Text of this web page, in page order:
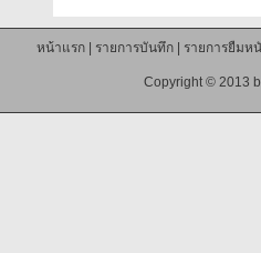
หน้าแรก| รายการบันทึก| รายการยืมห
Copyright © 2013